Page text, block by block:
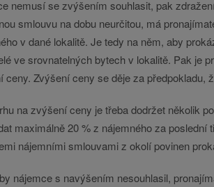
nemusí se zvýšením souhlasit, pak
smlouvu na dobu neurčitou, má
v dané lokalitě. Je tedy na něm, aby
ve srovnatelných bytech v lokalitě. Pak je
ceny. Zvýšení ceny se děje za předpokladu,
na zvýšení ceny je třeba dodržet několik
maximálně 20 % z nájemného za
nájemními smlouvami z okolí povinen
nájemce s navýšením nesouhlasil,